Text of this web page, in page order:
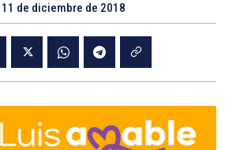
11 de diciembre de 2018